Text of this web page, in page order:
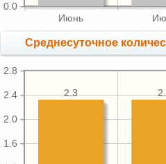
Июнь
0.0
Среднесуточное
1.6
2.0
2.4
2.8
2.3